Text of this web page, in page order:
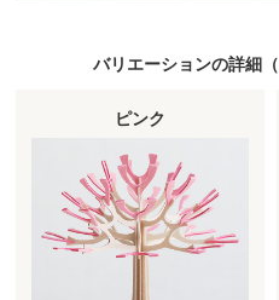
バリエーションの詳細（
ピンク